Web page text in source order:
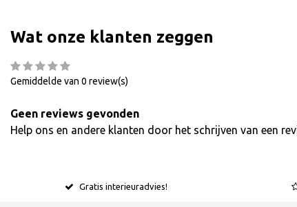
Wat onze klanten zeggen
Gemiddelde van 0 review(s)
Geen reviews gevonden
Help ons en andere klanten door het schrijven van een
Gratis interieuradvies!